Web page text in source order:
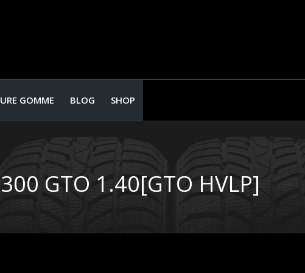
GOMME BLOG SHOP
GTO 1.40[GTO HVLP]